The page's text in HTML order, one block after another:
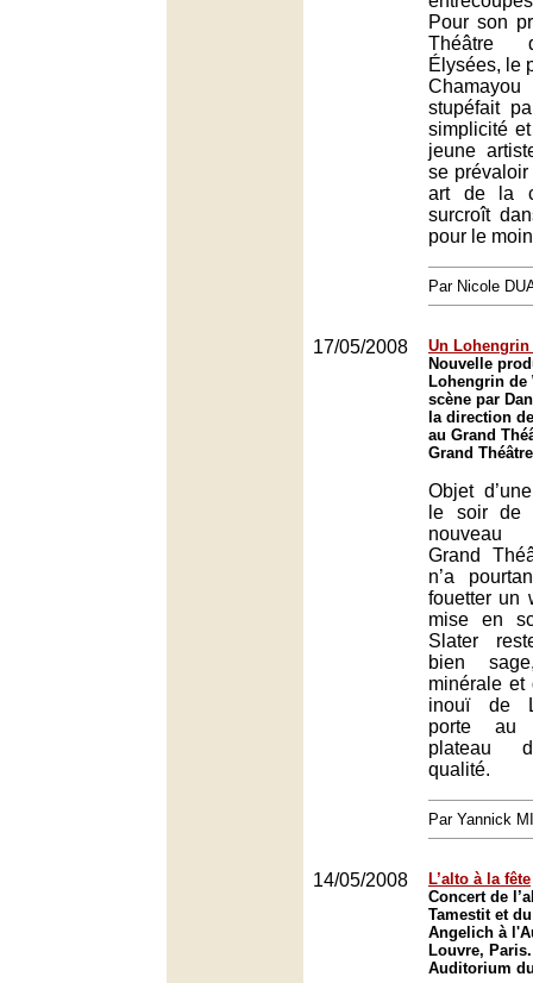
Pour son
Théâtre
Élysées, le
stupéfait
simplicité
jeune
se prévaloir
art de la
surcroît
pour le
Par Nicole
17/05/2008
Un Lohengrin
Nouvelle
Lohengrin de
scène par
la direction
au Grand
Grand
Objet
le soir de
nouveau
Grand
n’a
fouetter un
mise en
Slater
bien
minérale et
inouï de
porte au
plateau
qualité.
Par Yannick
14/05/2008
L’alto à la fête
Concert de
Tamestit et
Angelich à
Louvre, Paris.
Auditorium